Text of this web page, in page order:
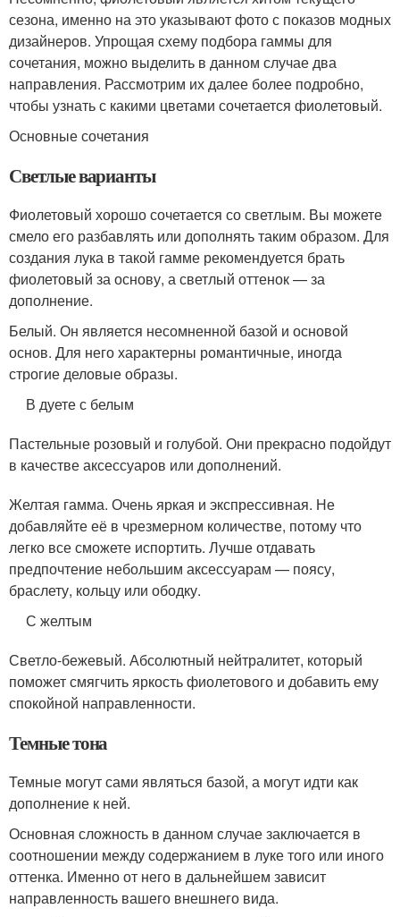
сезона, именно на это указывают фото с показов модных
дизайнеров. Упрощая схему подбора гаммы для
сочетания, можно выделить в данном случае два
направления. Рассмотрим их далее более подробно,
чтобы узнать с какими цветами сочетается фиолетовый.
Основные сочетания
Светлые варианты
Фиолетовый хорошо сочетается со светлым. Вы можете
смело его разбавлять или дополнять таким образом. Для
создания лука в такой гамме рекомендуется брать
фиолетовый за основу, а светлый оттенок — за
дополнение.
Белый. Он является несомненной базой и основой
основ. Для него характерны романтичные, иногда
строгие деловые образы.
В дуете с белым
Пастельные розовый и голубой. Они прекрасно подойдут
в качестве аксессуаров или дополнений.
Желтая гамма. Очень яркая и экспрессивная. Не
добавляйте её в чрезмерном количестве, потому что
легко все сможете испортить. Лучше отдавать
предпочтение небольшим аксессуарам — поясу,
браслету, кольцу или ободку.
С желтым
Светло-бежевый. Абсолютный нейтралитет, который
поможет смягчить яркость фиолетового и добавить ему
спокойной направленности.
Темные тона
Темные могут сами являться базой, а могут идти как
дополнение к ней.
Основная сложность в данном случае заключается в
соотношении между содержанием в луке того или иного
оттенка. Именно от него в дальнейшем зависит
направленность вашего внешнего вида.